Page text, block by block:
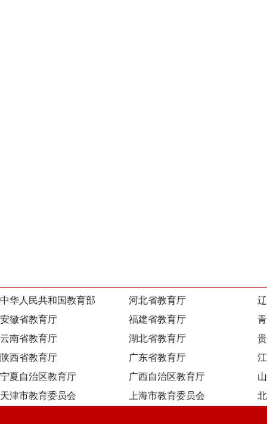
中华人民共和国教育部 河北省教育厅
安徽省教育厅
福建省教育厅
云南省教育厅
湖北省教育厅
陕西省教育厅
广东省教育厅
宁夏自治区教育厅
广西自治区教育厅
天津市教育委员会
上海市教育委员会